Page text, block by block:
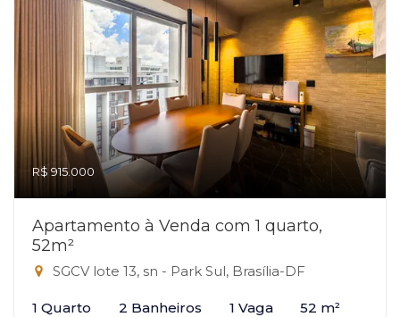
R$ 915.000
Apartamento à Venda com 1 quarto,
52m²
SGCV lote 13, sn - Park Sul, Brasília-DF
1 Quarto 2 Banheiros 1 Vaga 52 m²